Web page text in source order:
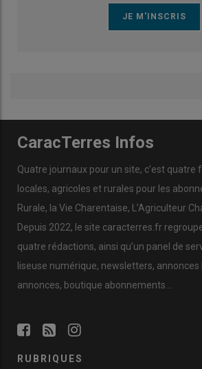
CaracTerres Infos
Quatre journaux pour un site, c’est quatre
locales, agricoles et rurales pour les
Rurale, la Vie Charentaise, L’Agriculteur
Depuis 2022, le site caracterres.fr
quatre rédactions, ainsi qu’un panel de
liseuse numérique, newsletters,
annonces, boutique abonnements…
RUBRIQUES